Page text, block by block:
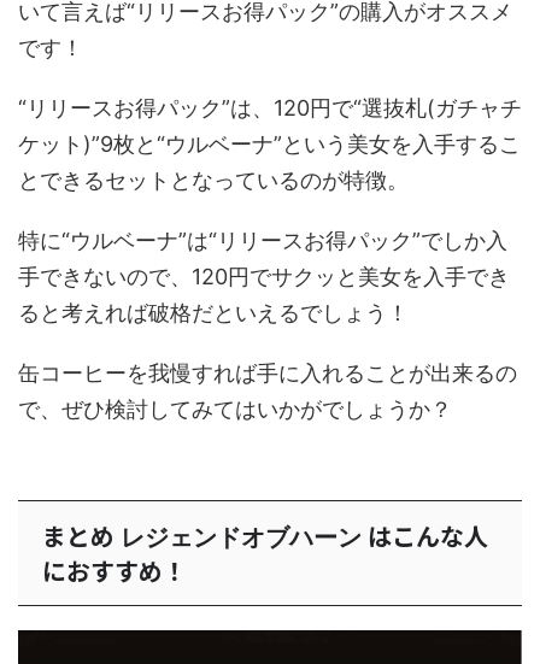
いて言えば“リリースお得パック”の購入がオススメ
です！
“リリースお得パック”は、120円で“選抜札(ガチャチ
ケット)”9枚と“ウルベーナ”という美女を入手するこ
とできるセットとなっているのが特徴。
特に“ウルベーナ”は“リリースお得パック”でしか入
手できないので、120円でサクッと美女を入手でき
ると考えれば破格だといえるでしょう！
缶コーヒーを我慢すれば手に入れることが出来るの
で、ぜひ検討してみてはいかがでしょうか？
まとめ レジェンドオブハーン はこんな人
におすすめ！